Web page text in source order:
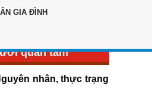
GIA ĐÌNH
quan tâm
nhân, thực trạng